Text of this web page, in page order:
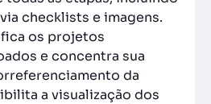
checklists e imagens.
os projetos
e concentra sua
da
a visualização dos